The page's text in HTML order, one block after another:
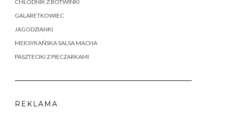
CHŁODNIK Z BOTWINKI
GALARETKOWIEC
JAGODZIANKI
MEKSYKAŃSKA SALSA MACHA
PASZTECIKI Z PIECZARKAMI
REKLAMA